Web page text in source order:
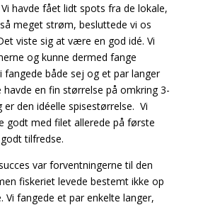
havde fået lidt spots fra de lokale,
meget strøm, besluttede vi os
viste sig at være en god idé. Vi
og kunne dermed fange
fangede både sej og et par langer
havde en fin størrelse på omkring 3-
er den idéelle spisestørrelse. Vi
godt med filet allerede på første
tilfredse.
var forventningerne til den
fiskeriet levede bestemt ikke op
Vi fangede et par enkelte langer,